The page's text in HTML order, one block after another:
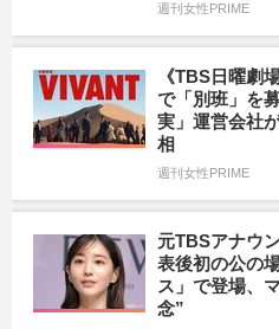
週刊女性PRIME
《TBS日曜劇
で「別班」を
実」運営会社
相
週刊女性PRIME
元TBSアナウ
表後初の公の
ス」で登場、
念”